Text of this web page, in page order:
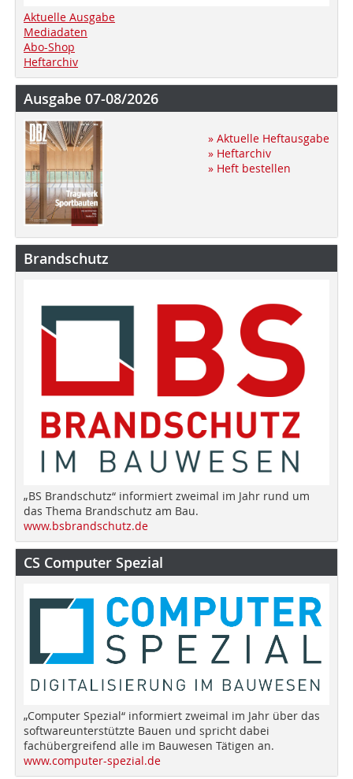
Aktuelle Ausgabe
Mediadaten
Abo-Shop
Heftarchiv
Ausgabe 07-08/2026
» Aktuelle Heftausgabe
» Heftarchiv
» Heft bestellen
Brandschutz
„BS Brandschutz“ informiert zweimal im Jahr rund um
das Thema Brandschutz am Bau.
www.bsbrandschutz.de
CS Computer Spezial
„Computer Spezial“ informiert zweimal im Jahr über das
softwareunterstützte Bauen und spricht dabei
fachübergreifend alle im Bauwesen Tätigen an.
www.computer-spezial.de